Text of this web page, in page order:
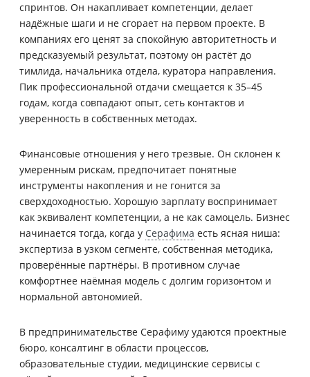
спринтов. Он накапливает компетенции, делает
надёжные шаги и не сгорает на первом проекте. В
компаниях его ценят за спокойную авторитетность и
предсказуемый результат, поэтому он растёт до
тимлида, начальника отдела, куратора направления.
Пик профессиональной отдачи смещается к 35–45
годам, когда совпадают опыт, сеть контактов и
уверенность в собственных методах.
Финансовые отношения у него трезвые. Он склонен к
умеренным рискам, предпочитает понятные
инструменты накопления и не гонится за
сверхдоходностью. Хорошую зарплату воспринимает
как эквивалент компетенции, а не как самоцель. Бизнес
начинается тогда, когда у Серафима есть ясная ниша:
экспертиза в узком сегменте, собственная методика,
проверённые партнёры. В противном случае
комфортнее наёмная модель с долгим горизонтом и
нормальной автономией.
В предпринимательстве Серафиму удаются проектные
бюро, консалтинг в области процессов,
образовательные студии, медицинские сервисы с